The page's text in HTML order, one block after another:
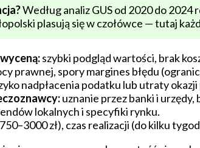
Według analiz GUS od 2020 do
plasują się w czołówce — tutaj
szybki podgląd wartości, brak
prawnej, spory margines błędu
nadpłacenia podatku lub utraty
uznanie przez banki i
lokalnych i specyfiki rynku.
zł), czas realizacji (do kilku